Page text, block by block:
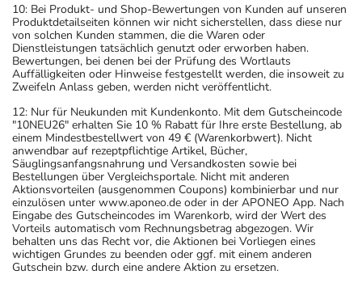
10: Bei Produkt- und Shop-Bewertungen von Kunden auf unseren
Produktdetailseiten können wir nicht sicherstellen, dass diese nur
von solchen Kunden stammen, die die Waren oder
Dienstleistungen tatsächlich genutzt oder erworben haben.
Bewertungen, bei denen bei der Prüfung des Wortlauts
Auffälligkeiten oder Hinweise festgestellt werden, die insoweit zu
Zweifeln Anlass geben, werden nicht veröffentlicht.
12: Nur für Neukunden mit Kundenkonto. Mit dem Gutscheincode
"10NEU26" erhalten Sie 10 % Rabatt für Ihre erste Bestellung, ab
einem Mindestbestellwert von 49 € (Warenkorbwert). Nicht
anwendbar auf rezeptpflichtige Artikel, Bücher,
Säuglingsanfangsnahrung und Versandkosten sowie bei
Bestellungen über Vergleichsportale. Nicht mit anderen
Aktionsvorteilen (ausgenommen Coupons) kombinierbar und nur
einzulösen unter www.aponeo.de oder in der APONEO App. Nach
Eingabe des Gutscheincodes im Warenkorb, wird der Wert des
Vorteils automatisch vom Rechnungsbetrag abgezogen. Wir
behalten uns das Recht vor, die Aktionen bei Vorliegen eines
wichtigen Grundes zu beenden oder ggf. mit einem anderen
Gutschein bzw. durch eine andere Aktion zu ersetzen.